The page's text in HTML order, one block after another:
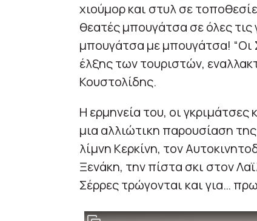
χιούμορ και στυλ σε
θεατές μπουγάτσα σε όλες
μπουγάτσα με μπουγάτσα! “Οι
έλξης των τουριστών,
Κουστολίδης.
Η ερμηνεία του, οι γκριμάτσες
μια αλλιώτικη παρουσίαση
λίμνη Κερκίνη, τον
Ξενάκη, την πίστα σκι στον
Σέρρες τρώγονται και για…